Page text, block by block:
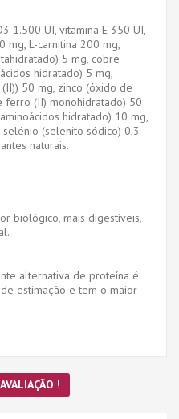
1.500 UI, vitamina E 350 UI,
mg, L-carnitina 200 mg,
5 mg, cobre
hidratado) 5 mg,
50 mg, zinco (óxido de
ferro (II) monohidratado) 50
hidratado) 10 mg,
(selenito sódico) 0,3
naturais.
biológico, mais digestíveis,
alternativa de proteína é
estimação e tem o maior
!